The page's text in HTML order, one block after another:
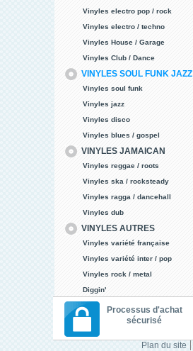
Vinyles electro pop / rock
Vinyles electro / techno
Vinyles House / Garage
Vinyles Club / Dance
VINYLES SOUL FUNK JAZZ
Vinyles soul funk
Vinyles jazz
Vinyles disco
Vinyles blues / gospel
VINYLES JAMAICAN
Vinyles reggae / roots
Vinyles ska / rocksteady
Vinyles ragga / dancehall
Vinyles dub
VINYLES AUTRES
Vinyles variété française
Vinyles variété inter / pop
Vinyles rock / metal
Diggin'
Processus d'achat
sécurisé
Plan du site